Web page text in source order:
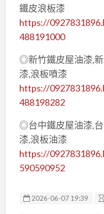
鐵皮浪板漆
https://
488191000
◎新竹鐵皮屋油漆,
漆,浪板噴漆
https://
488198282
◎台中鐵皮屋油漆,
漆,浪板油漆
https://
590590952
2026-06-07 19:39